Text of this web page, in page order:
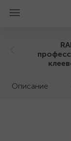
Описание